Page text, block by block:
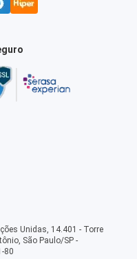
Unidas, 14.401 - Torre
São Paulo/SP -
80